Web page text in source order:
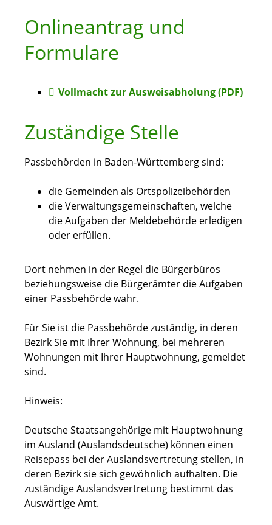
Onlineantrag und
Formulare
Vollmacht zur Ausweisabholung (PDF)
Zuständige Stelle
Passbehörden in Baden-Württemberg sind:
die Gemeinden als Ortspolizeibehörden
die Verwaltungsgemeinschaften, welche
die Aufgaben der Meldebehörde erledigen
oder erfüllen.
Dort nehmen in der Regel die Bürgerbüros
beziehungsweise die Bürgerämter die Aufgaben
einer Passbehörde wahr.
Für Sie ist die Passbehörde zuständig, in deren
Bezirk Sie mit Ihrer Wohnung, bei mehreren
Wohnungen mit Ihrer Hauptwohnung, gemeldet
sind.
Hinweis:
Deutsche Staatsangehörige mit Hauptwohnung
im Ausland (Auslandsdeutsche) können einen
Reisepass bei der Auslandsvertretung stellen, in
deren Bezirk sie sich gewöhnlich aufhalten. Die
zuständige Auslandsvertretung bestimmt das
Auswärtige Amt.